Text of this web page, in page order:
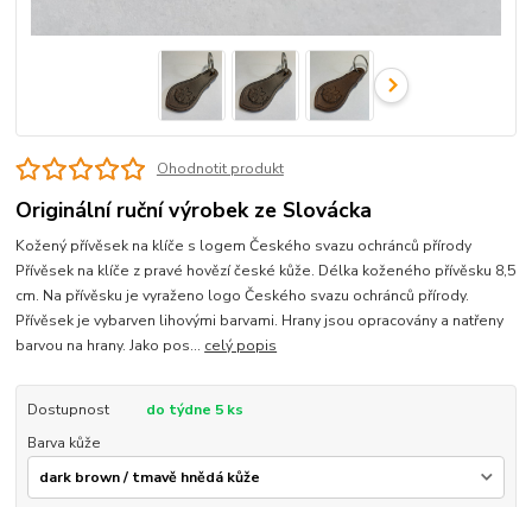
Ohodnotit produkt
Originální ruční výrobek ze Slovácka
Kožený přívěsek na klíče s logem Českého svazu ochránců přírody
Přívěsek na klíče z pravé hovězí české kůže. Délka koženého přívěsku 8,5
cm. Na přívěsku je vyraženo logo Českého svazu ochránců přírody.
Přívěsek je vybarven lihovými barvami. Hrany jsou opracovány a natřeny
barvou na hrany. Jako pos... celý popis
Dostupnost
do týdne 5 ks
Barva kůže